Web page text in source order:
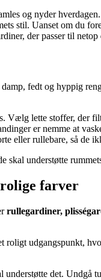
og nyder
stil. Uanset om du
der passer til
fedt og hyppig
Vælg lette stoffer, der
er nemme at
eller rullebare, så de
skal understøtte
farver
rullegardiner,
roligt udgangspunkt,
det.